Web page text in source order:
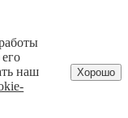
наш
Хорошо